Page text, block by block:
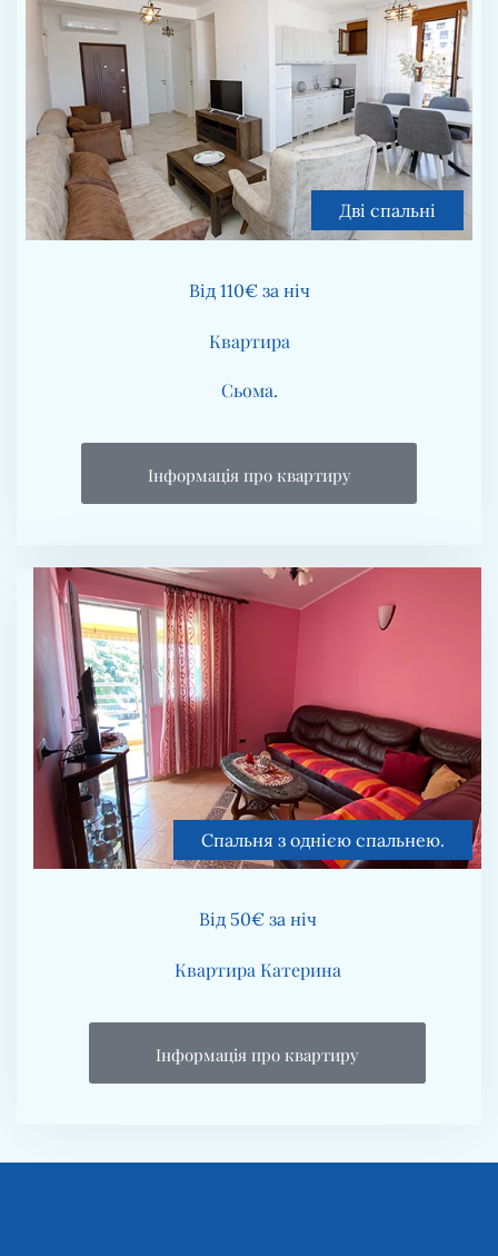
Дві спальні
Від 110€ за ніч
Квартира
Сьома.
Інформація про квартиру
Спальня з однією спальнею.
Від 50€ за ніч
Квартира Катерина
Інформація про квартиру